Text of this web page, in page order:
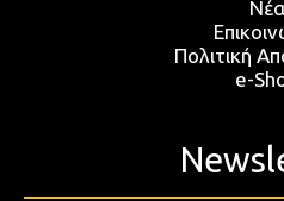
Νέα
Πολιτική
e-